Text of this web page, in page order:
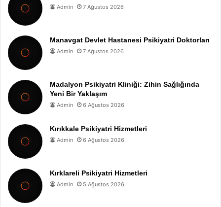
Admin 7 Ağustos 2026
Manavgat Devlet Hastanesi Psikiyatri Doktorları
Admin 7 Ağustos 2026
Madalyon Psikiyatri Kliniği: Zihin Sağlığında
Yeni Bir Yaklaşım
Admin 6 Ağustos 2026
Kırıkkale Psikiyatri Hizmetleri
Admin 6 Ağustos 2026
Kırklareli Psikiyatri Hizmetleri
Admin 5 Ağustos 2026